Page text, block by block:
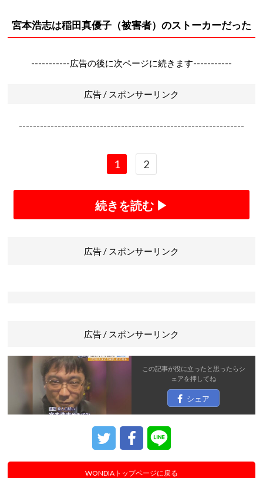
宮本浩志は稲田真優子（被害者）のストーカーだった
-----------広告の後に次ページに続きます-----------
広告 / スポンサーリンク
----------------------------------------------------------------
1 2
続きを読む ▶
広告 / スポンサーリンク
広告 / スポンサーリンク
この記事が役に立ったと思ったら シ
ェアを押してね
シェア
WONDIAトップページに戻る